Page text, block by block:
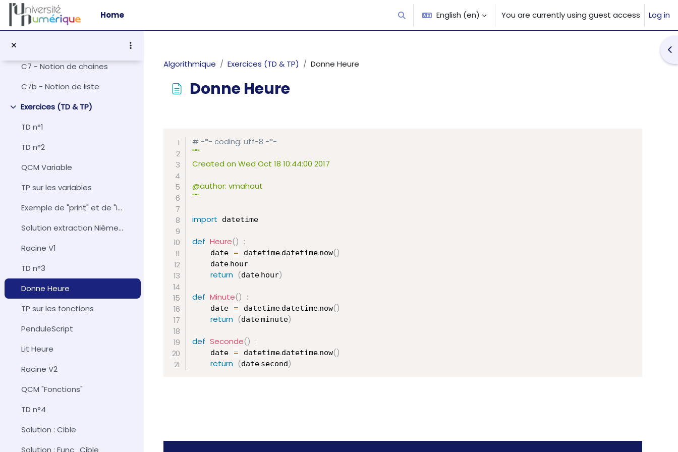
Skip to main content
Home
Toggle search input
English ‎(en)‎ You are currently using guest access Log in
C5 - Boucles sélectives
Ficher exemple de while
C7 - Notion de chaines
C7b - Notion de liste
Collapse
Exercices (TD & TP)
TD n°1
TD n°2
QCM Variable
TP sur les variables
Exemple de "print" et de "input"
Solution extraction Nième décimale de pi
Racine V1
TD n°3
Donne Heure
TP sur les fonctions
PenduleScript
Lit Heure
Racine V2
QCM "Fonctions"
TD n°4
Solution : Cible
Algorithmique
Exercices (TD & TP) Donne Heure
Donne Heure
# -*- coding: utf-8 -*-
"""
Created on Wed Oct 18 10:44:00 2017
@author: vmahout
"""
import datetime
def Heure() :
    date
= datetime.datetime.now()
    date
.hour
return (date.hour)
def Minute() :
    date
= datetime.datetime.now()
return (date.minute)
def Seconde() :
    date
= datetime.datetime.now()
return (date.second)